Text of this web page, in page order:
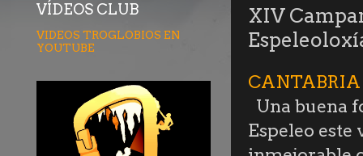
XIV
CANTABRIA
Una buena
Espeleo este
VÍDEOS CLUB
VIDEOS TROGLOBIOS EN
YOUTUBE